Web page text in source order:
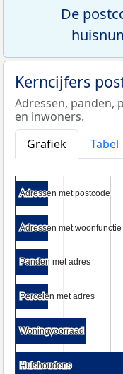
De
Kerncijfers
Adressen, panden,
en inwoners.
Grafiek
Tabel
Adressen met postcode
Adressen met postcode
Adressen met woonfunctie
Adressen met woonfunctie
Panden met adres
Panden met adres
Percelen met adres
Percelen met adres
Woningvoorraad
Woningvoorraad
Huishoudens
Huishoudens